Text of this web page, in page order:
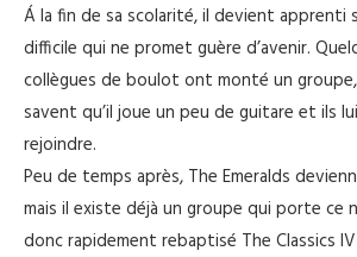
Á la fin de sa scolarité, il devient apprenti
difficile qui ne promet guère d’avenir.
collègues de boulot ont monté un groupe,
savent qu’il joue un peu de guitare et ils
rejoindre.
Peu de temps après, The Emeralds
mais il existe déjà un groupe qui porte ce
donc rapidement rebaptisé The Classics